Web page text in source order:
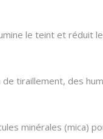
le teint et réduit
tiraillement, des
minérales (mica)